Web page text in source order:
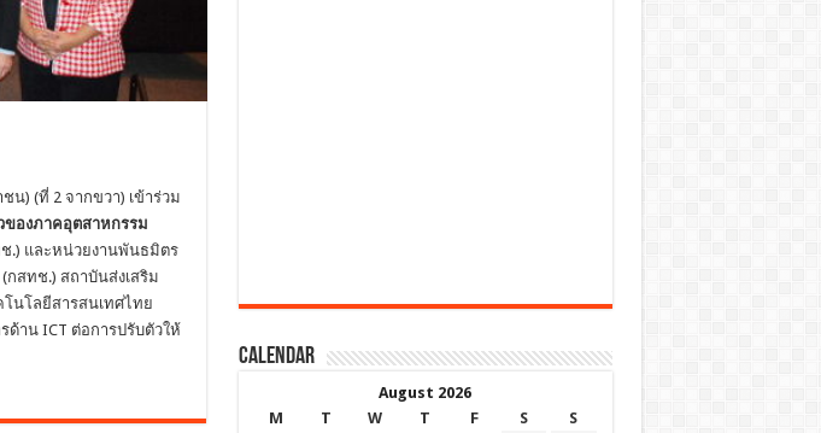
น) (ที่ 2 จากขวา) เข้าร่วม
ของภาคอุตสาหกรรม
.) และหน่วยงานพันธมิตร
สทช.) สถาบันส่งเสริม
นโลยีสารสนเทศไทย
ด้าน ICT ต่อการปรับตัวให้
Calendar
August 2026
M
T W T F S
S